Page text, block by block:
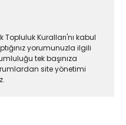
Kuralları'nı kabul
yorumunuzla ilgili
tek başınıza
site yönetimi